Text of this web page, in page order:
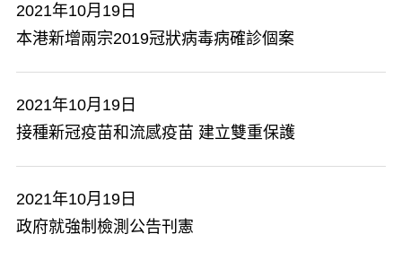
2021年10月19日
本港新增兩宗2019冠狀病毒病確診個案
2021年10月19日
接種新冠疫苗和流感疫苗 建立雙重保護
2021年10月19日
政府就強制檢測公告刊憲